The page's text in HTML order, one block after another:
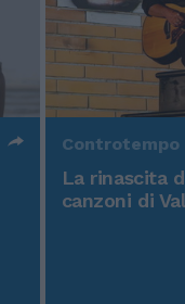
Controtempo
La rinascita
canzoni di